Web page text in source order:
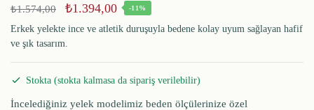
₺1.574,00 ₺1.394,00 -11%
Erkek yelekte ince ve atletik duruşuyla bedene kolay uyum sağlayan hafif
ve şık tasarım.
Stokta (stokta kalmasa da sipariş verilebilir)
İncelediğiniz yelek modelimiz beden ölçülerinize özel